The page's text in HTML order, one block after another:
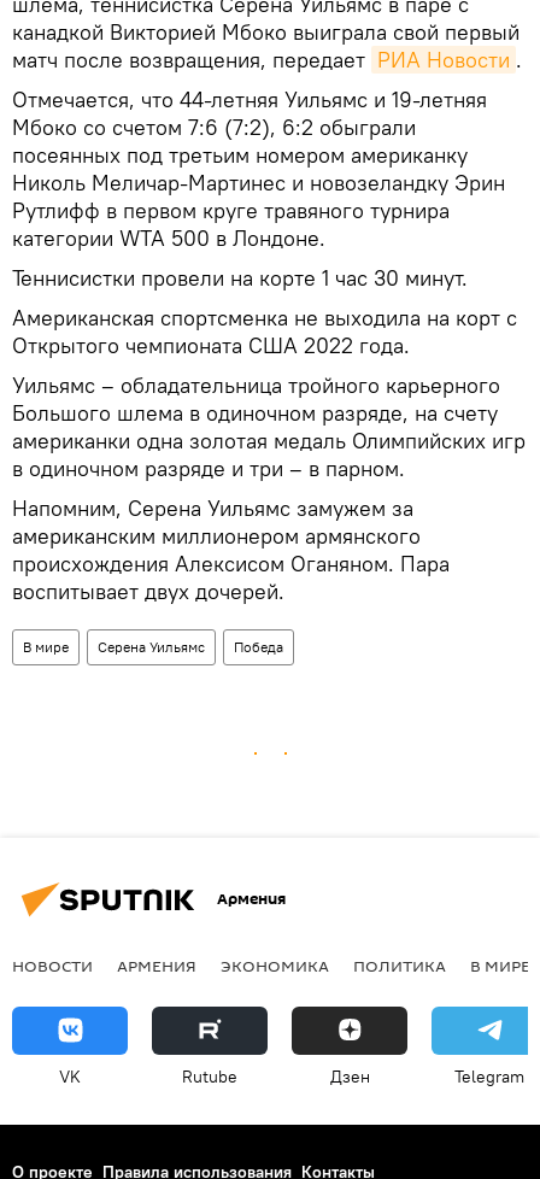
канадкой Викторией Мбоко выиграла свой первый
матч после возвращения, передает РИА Новости .
Отмечается, что 44-летняя Уильямс и 19-летняя
Мбоко со счетом 7:6 (7:2), 6:2 обыграли
посеянных под третьим номером американку
Николь Меличар-Мартинес и новозеландку Эрин
Рутлифф в первом круге травяного турнира
категории WTA 500 в Лондоне.
Теннисистки провели на корте 1 час 30 минут.
Американская спортсменка не выходила на корт с
Открытого чемпионата США 2022 года.
Уильямс – обладательница тройного карьерного
Большого шлема в одиночном разряде, на счету
американки одна золотая медаль Олимпийских игр
в одиночном разряде и три – в парном.
Напомним, Серена Уильямс замужем за
американским миллионером армянского
происхождения Алексисом Оганяном. Пара
воспитывает двух дочерей.
В мире Серена Уильямс Победа
Армения
НОВОСТИ АРМЕНИЯ ЭКОНОМИКА ПОЛИТИКА В МИРЕ
VK Rutube Дзен Telegram
О проекте Правила использования Контакты